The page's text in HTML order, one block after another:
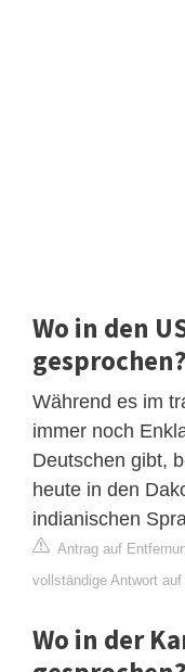
Wo in den
gesprochen?
Während es im
immer noch
Deutschen gibt,
heute in den
indianischen
Antrag auf
vollständige Antwort
Wo in der